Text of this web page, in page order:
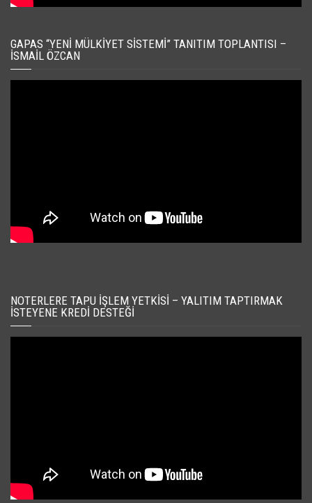
GAPAS “YENI MÜLKIYET SISTEMI” TANITIM TOPLANTISI –
İSMAIL ÖZCAN
NOTERLERE TAPU İŞLEM YETKISI – YALITIM TAPTIRMAK
İSTEYENE KREDI DESTEĞI